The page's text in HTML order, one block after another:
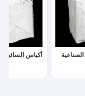
أكياس السائبة